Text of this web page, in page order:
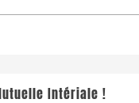
Intériale !